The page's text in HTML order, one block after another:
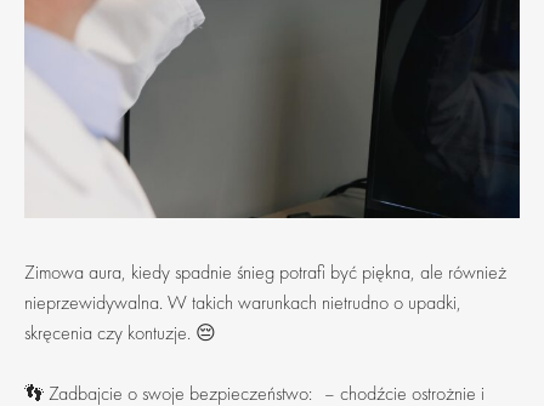
Zimowa aura, kiedy spadnie śnieg potrafi być piękna, ale również
nieprzewidywalna. W takich warunkach nietrudno o upadki,
skręcenia czy kontuzje. 😔
👣 Zadbajcie o swoje bezpieczeństwo: – chodźcie ostrożnie i